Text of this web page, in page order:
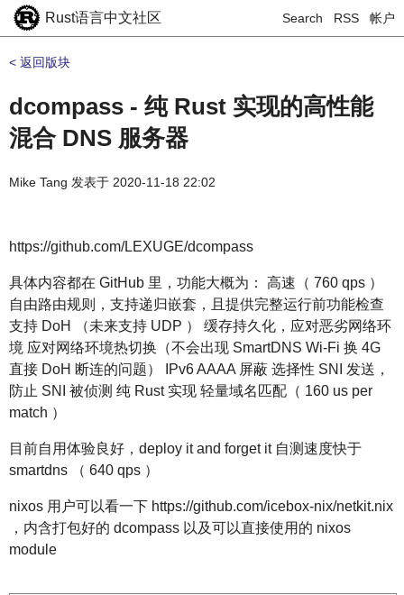
Rust语言中文社区 Search RSS 帐户
< 返回版块
dcompass - 纯 Rust 实现的高性能
混合 DNS 服务器
Mike Tang 发表于 2020-11-18 22:02
https://github.com/LEXUGE/dcompass
具体内容都在 GitHub 里，功能大概为： 高速（ 760 qps ）
自由路由规则，支持递归嵌套，且提供完整运行前功能检查
支持 DoH （未来支持 UDP ） 缓存持久化，应对恶劣网络环
境 应对网络环境热切换（不会出现 SmartDNS Wi-Fi 换 4G
直接 DoH 断连的问题） IPv6 AAAA 屏蔽 选择性 SNI 发送，
防止 SNI 被侦测 纯 Rust 实现 轻量域名匹配（ 160 us per
match ）
目前自用体验良好，deploy it and forget it 自测速度快于
smartdns （ 640 qps ）
nixos 用户可以看一下 https://github.com/icebox-nix/netkit.nix
，内含打包好的 dcompass 以及可以直接使用的 nixos
module